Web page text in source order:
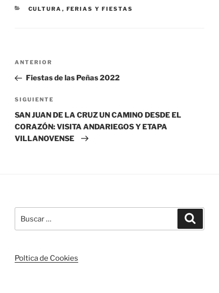
CATEGORÍAS
CULTURA , FERIAS Y FIESTAS
Navegación
entradas
Entrada
anterior:
ANTERIOR
Fiestas de las Peñas 2022
Siguiente
entrada
SIGUIENTE
SAN JUAN DE LA CRUZ UN CAMINO DESDE EL
CORAZÓN: VISITA ANDARIEGOS Y ETAPA
VILLANOVENSE
por:
Poltica de Cookies